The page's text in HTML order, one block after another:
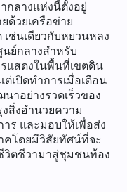
กลางแห่งนี้ตั้งอยู่
ด้วยเครือข่าย
เช่นเดียวกับหยวนหลง
นย์กลางสำหรับ
แสดงในพื้นที่เขตดิน
เปิดทำการเมื่อเดือน
าอย่างรวดเร็วของ
สิ่งอำนวยความ
าร และมอบให้เพื่อส่ง
คโดยมีวิสัยทัศน์ที่จะ
ตชีวามาสู่ชุมชนท้อง